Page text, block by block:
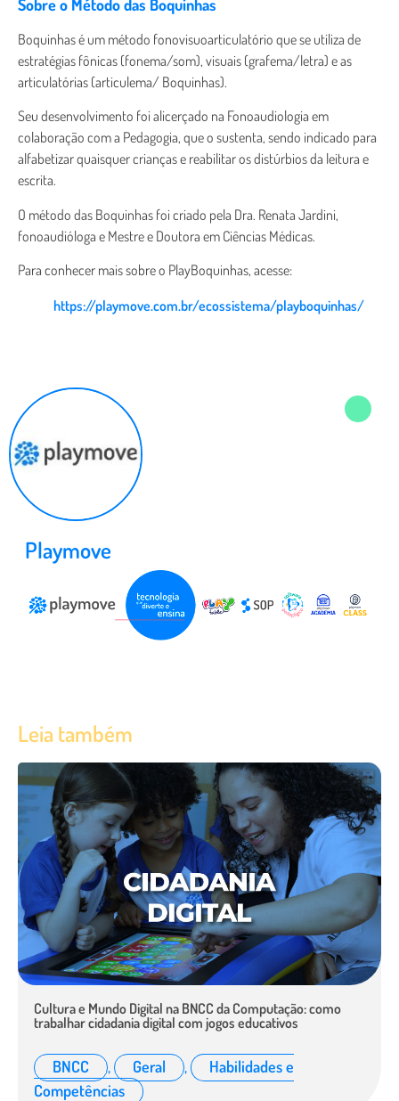
Sobre o Método das Boquinhas
Boquinhas é um método fonovisuoarticulatório que se utiliza de
estratégias fônicas (fonema/som), visuais (grafema/letra) e as
articulatórias (articulema/ Boquinhas).
Seu desenvolvimento foi alicerçado na Fonoaudiologia em
colaboração com a Pedagogia, que o sustenta, sendo indicado para
alfabetizar quaisquer crianças e reabilitar os distúrbios da leitura e
escrita.
O método das Boquinhas foi criado pela Dra. Renata Jardini,
fonoaudióloga e Mestre e Doutora em Ciências Médicas.
Para conhecer mais sobre o PlayBoquinhas, acesse:
https://playmove.com.br/ecossistema/playboquinhas/
Playmove
Leia também
Cultura e Mundo Digital na BNCC da Computação: como
trabalhar cidadania digital com jogos educativos
BNCC , Geral ,
Habilidades e
Competências